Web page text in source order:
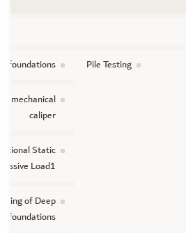
Pile Testing
foundations
: mechanical
caliper
Static
Load1
of Deep
foundations